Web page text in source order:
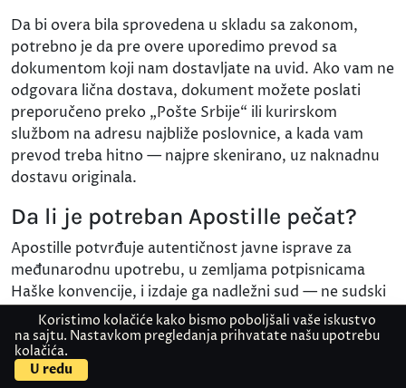
Da bi overa bila sprovedena u skladu sa zakonom,
potrebno je da pre overe uporedimo prevod sa
dokumentom koji nam dostavljate na uvid. Ako vam ne
odgovara lična dostava, dokument možete poslati
preporučeno preko „Pošte Srbije“ ili kurirskom
službom na adresu najbliže poslovnice, a kada vam
prevod treba hitno — najpre skenirano, uz naknadnu
dostavu originala.
Da li je potreban Apostille pečat?
Apostille potvrđuje autentičnost javne isprave za
međunarodnu upotrebu, u zemljama potpisnicama
Haške konvencije, i izdaje ga nadležni sud — ne sudski
tumač ni prevodilačka agencija. Da li vam je potreban, i
da li se stavlja pre ili posle prevoda, zavisi od
dokumenta, države i institucije primaoca. Pre nego što
nam dostavite dokument, proverite koja je procedura
Kontaktirajte nas
Koristimo kolačiće kako bismo poboljšali vaše iskustvo
na sajtu. Nastavkom pregledanja prihvatate našu upotrebu
kolačića.
U redu